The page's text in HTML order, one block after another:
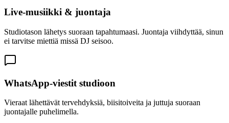
Live-musiikki & juontaja
Studiotason lähetys suoraan tapahtumaasi. Juontaja viihdyttää, sinun
ei tarvitse miettiä missä DJ seisoo.
WhatsApp-viestit studioon
Vieraat lähettävät tervehdyksiä, biisitoiveita ja juttuja suoraan
juontajalle puhelimella.